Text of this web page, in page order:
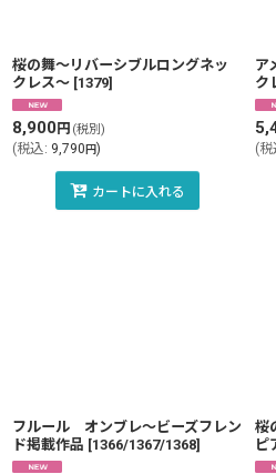
桜の舞〜リバーシブルロングネッ
クレス〜 [1379]
8,900円 (税別)
(税込: 9,790円)
カートに入れる
ア
ク
(税
フルール オンブレ〜ビーズフレン
ド掲載作品 [1366/1367/1368]
桜
ピ